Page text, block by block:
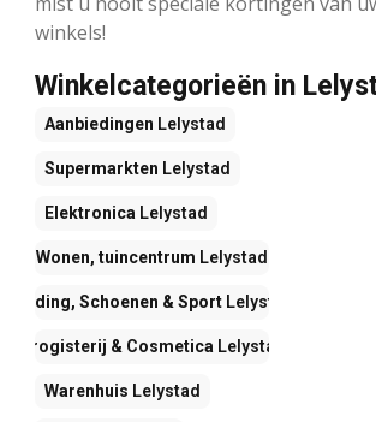
winkels!
Winkelcategorieën in
Aanbiedingen Lelystad
Supermarkten Lelystad
Elektronica Lelystad
Wonen, tuincentrum Lelystad
Kleding, Schoenen & Sport Lelystad
Drogisterij & Cosmetica Lelystad
Warenhuis Lelystad